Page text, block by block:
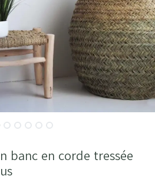
banc en corde tressée